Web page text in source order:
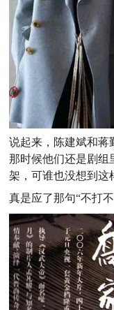
说起来，陈建斌和蒋
那时候他们还是剧组
架，可谁也没想到这
真是应了那句“不打